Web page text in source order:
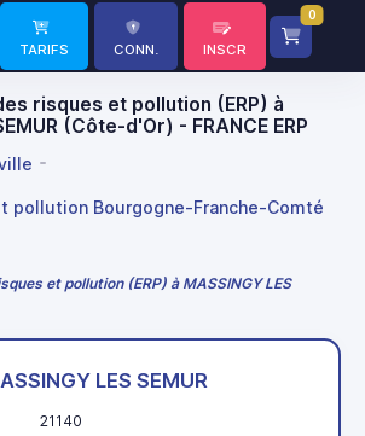
TARIFS CONN. INSCR
0
risques et pollution (ERP) à
(Côte-d'Or) - FRANCE ERP
pollution Bourgogne-Franche-Comté
et pollution (ERP) à MASSINGY LES
LES SEMUR
21140